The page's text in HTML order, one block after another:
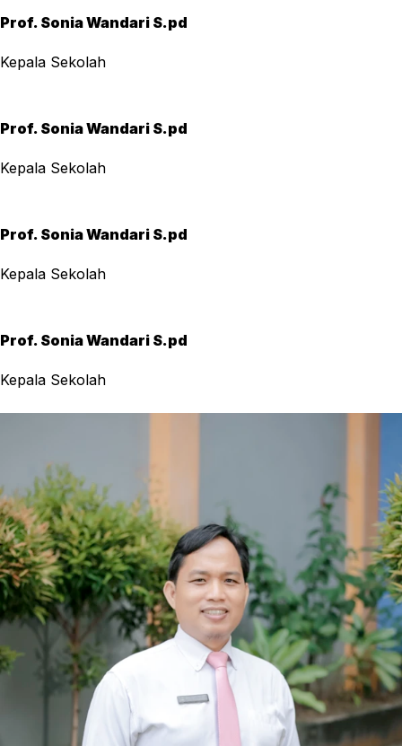
Prof. Sonia Wandari S.pd
Kepala Sekolah
Prof. Sonia Wandari S.pd
Kepala Sekolah
Prof. Sonia Wandari S.pd
Kepala Sekolah
Prof. Sonia Wandari S.pd
Kepala Sekolah